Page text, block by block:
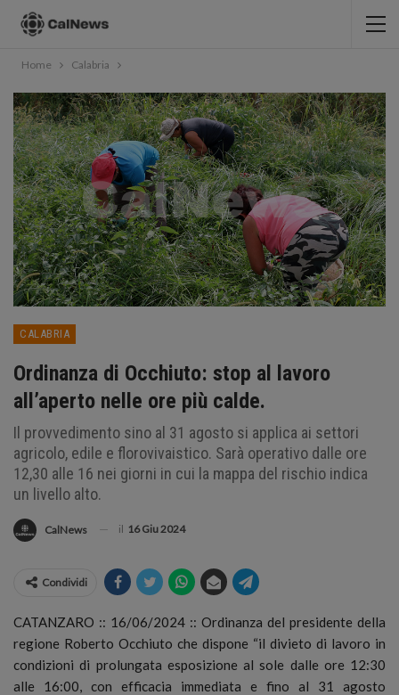
Home Calabria
CALABRIA
Ordinanza di Occhiuto: stop al lavoro
all’aperto nelle ore più calde.
Il provvedimento sino al 31 agosto si applica ai settori
agricolo, edile e florovivaistico. Sarà operativo dalle ore
12,30 alle 16 nei giorni in cui la mappa del rischio indica
un livello alto.
CalNews il 16 Giu 2024
Condividi
CATANZARO :: 16/06/2024 :: Ordinanza del presidente della
regione Roberto Occhiuto che dispone “il divieto di lavoro in
condizioni di prolungata esposizione al sole dalle ore 12:30
alle 16:00, con efficacia immediata e fino al 31 agosto